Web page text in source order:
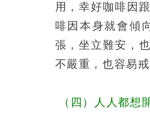
用，幸好咖啡因
啡因本身就會傾
張，坐立難安，
不嚴重，也容易
（四）人人都想